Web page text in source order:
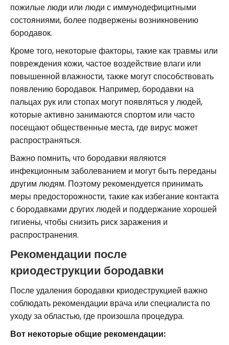
пожилые люди или люди с иммунодефицитными
состояниями, более подвержены возникновению
бородавок.
Кроме того, некоторые факторы, такие как травмы или
повреждения кожи, частое воздействие влаги или
повышенной влажности, также могут способствовать
появлению бородавок. Например, бородавки на
пальцах рук или стопах могут появляться у людей,
которые активно занимаются спортом или часто
посещают общественные места, где вирус может
распространяться.
Важно помнить, что бородавки являются
инфекционным заболеванием и могут быть переданы
другим людям. Поэтому рекомендуется принимать
меры предосторожности, такие как избегание контакта
с бородавками других людей и поддержание хорошей
гигиены, чтобы снизить риск заражения и
распространения.
Рекомендации после
криодеструкции бородавки
После удаления бородавки криодеструкцией важно
соблюдать рекомендации врача или специалиста по
уходу за областью, где произошла процедура.
Вот некоторые общие рекомендации: